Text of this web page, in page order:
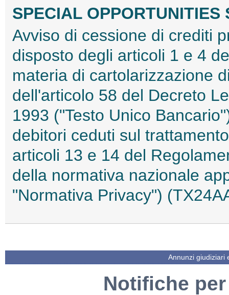
SPECIAL OPPORTUNITIES
Avviso di cessione di crediti
disposto degli articoli 1 e 4
materia di cartolarizzazione
dell'articolo 58 del Decreto
1993 ("Testo Unico
debitori ceduti sul
articoli 13 e 14 del
della normativa nazionale
"Normativa Privacy")
Annunzi giudiziari
Notifiche